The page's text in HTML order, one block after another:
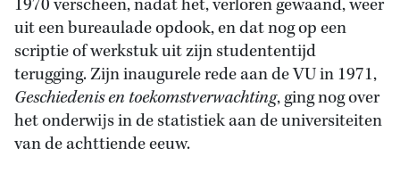
1970 verscheen, nadat het, verloren gewaand, weer
uit een bureaulade opdook, en dat nog op een
scriptie of werkstuk uit zijn studententijd
terugging. Zijn inaugurele rede aan de VU in 1971,
Geschiedenis en toekomstverwachting, ging nog over
het onderwĳs in de statistiek aan de universiteiten
van de achttiende eeuw.